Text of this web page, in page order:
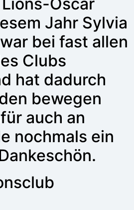
Jahr Sylvia
bei fast allen
Clubs
hat dadurch
bewegen
auch an
nochmals ein